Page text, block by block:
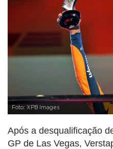
Foto: XPB Images
Após a desqualificação
GP de Las Vegas,